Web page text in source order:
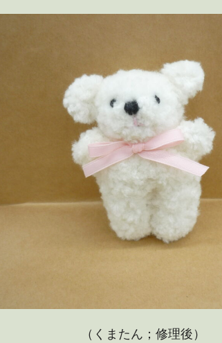
（くまたん；修理後）